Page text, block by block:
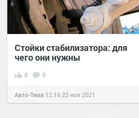
Стойки стабилизатора: для
чего они нужны
0 0
Авто-Тема 12:1622 ноя 2021